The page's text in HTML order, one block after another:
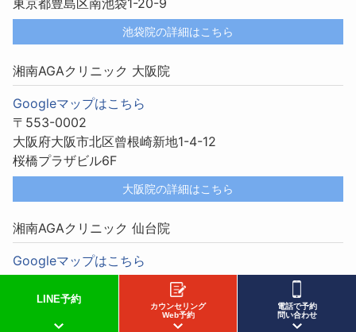
東京都豊島区南池袋1-20-9
池袋院の詳細はこちら
湘南AGAクリニック 大阪院
Googleマップはこちら
〒553-0002
大阪府大阪市北区曾根崎新地1-4-12
桜橋プラザビル6F
大阪院の詳細はこちら
湘南AGAクリニック 仙台院
Googleマップはこちら
〒983-0852
宮城県仙台市宮城野区榴岡2-2-12
LINE予約
カウンセリング
Web予約
電話で予約
問い合わせ